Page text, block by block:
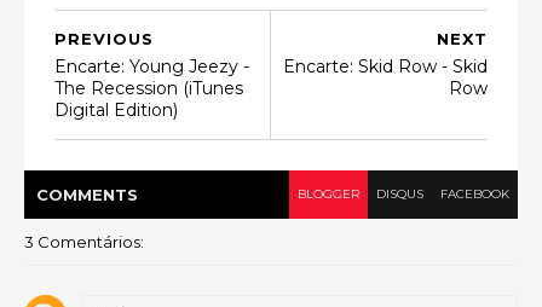
NEXT
Encarte: Skid Row - Skid
Row
PREVIOUS
Encarte: Young Jeezy -
The Recession (iTunes
Digital Edition)
COMMENTS BLOGGER DISQUS FACEBOOK
3 Comentários: